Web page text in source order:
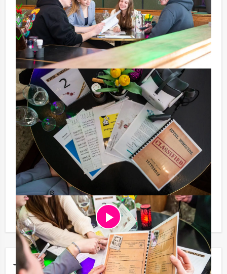
Jouw uitje
Uitgebreide lunch
Leuke prijs voor het winnende team
Te boeken op uw gewenste dag en tijdstip!
Tip!
Niet telkens uw knip hoeven trekken om uw drankje af
te rekenen? Voor
€ 13,50 per persoon per uur (excl. BTW) kunt u
gebruikmaken van het drankarrangement, waarbij u
onbeperkt kunt genieten van bier, fris, huiswijn, koffie
en thee. En… zo komt u ook achteraf niet voor
verrassingen te staan!
Afhankelijk van het minimaal aantal deelnemers
berekenen wij de minimale prijs voor dit arrangement.
U kunt altijd voor minder personen boeken als u bereid
bent om de minimale prijs te betalen.